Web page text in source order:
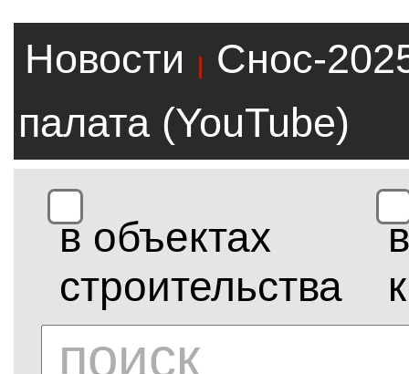
Новости |
Снос-
палата (YouTube)
в объектах
строительства
в